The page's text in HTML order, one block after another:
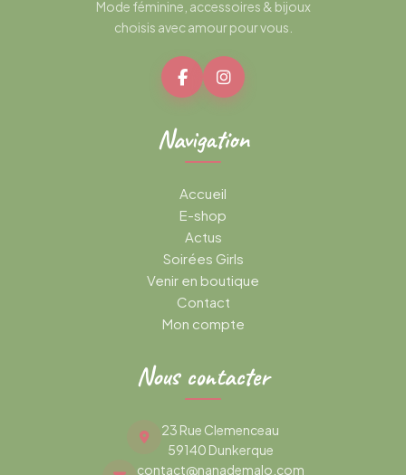
Mode féminine, accessoires & bijoux
choisis avec amour pour vous.
Navigation
Accueil
E-shop
Actus
Soirées Girls
Venir en boutique
Contact
Mon compte
Nous contacter
23 Rue Clemenceau
59140 Dunkerque
contact@nanademalo.com